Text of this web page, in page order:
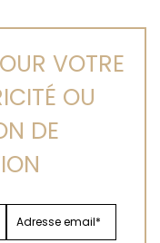
VOTRE
OU
DE